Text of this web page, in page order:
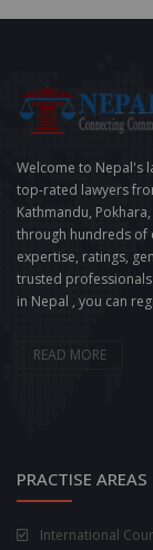
Welcome to Nepal's
top-rated lawyers
Kathmandu,
through hundreds of
expertise, ratings,
trusted
in Nepal , you can
READ MORE
PRACTISE AREAS
International